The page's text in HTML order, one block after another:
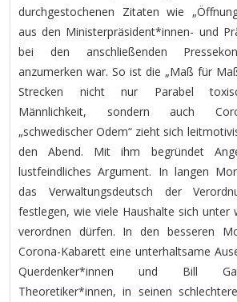
durchgestochenen Zitaten wie
aus den Ministerpräsident*innen- und
bei den anschließenden
anzumerken war. So ist die „Maß für
Strecken nicht nur Parabel
Männlichkeit, sondern auch
„schwedischer Odem“ zieht sich
den Abend. Mit ihm begründet
lustfeindliches Argument. In langen
das Verwaltungsdeutsch der
festlegen, wie viele Haushalte sich unter
verordnen dürfen. In den besseren
Corona-Kabarett eine unterhaltsame
Querdenker*innen und Bill
Theoretiker*innen, in seinen